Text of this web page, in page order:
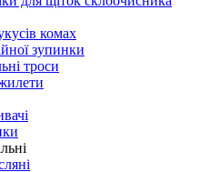
комах
зупинки
троси